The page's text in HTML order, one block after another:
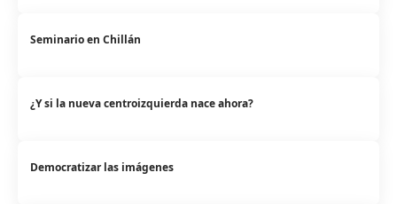
Seminario en Chillán
¿Y si la nueva centroizquierda nace ahora?
Democratizar las imágenes